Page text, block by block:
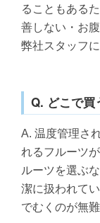
ることもある
善しない・お
弊社スタッフ
Q. どこで買
A. 温度管理さ
れるフルーツ
ルーツを選ぶ
潔に扱われて
でむくのが無難